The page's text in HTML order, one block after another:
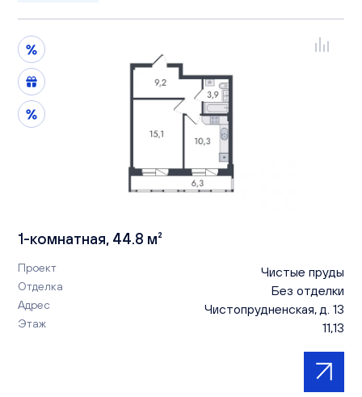
1-комнатная, 44.8 м²
Проект Чистые пруды
Отделка Без отделки
Адрес Чистопрудненская, д. 13
Этаж 11,13